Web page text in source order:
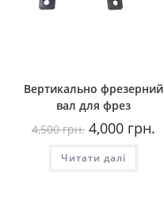
Вертикально фрезерний
вал для фрез
4,500грн. Оригінальна
ціна:
4,500
грн..
4,000 грн.
Читати далі